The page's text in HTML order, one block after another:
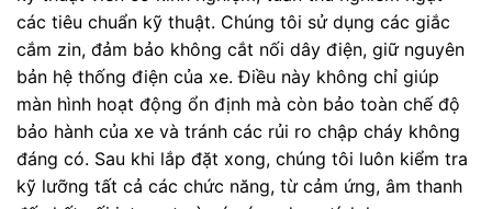
các tiêu chuẩn kỹ thuật. Chúng tôi sử dụng các giắc
cắm zin, đảm bảo không cắt nối dây điện, giữ nguyên
bản hệ thống điện của xe. Điều này không chỉ giúp
màn hình hoạt động ổn định mà còn bảo toàn chế độ
bảo hành của xe và tránh các rủi ro chập cháy không
đáng có. Sau khi lắp đặt xong, chúng tôi luôn kiểm tra
kỹ lưỡng tất cả các chức năng, từ cảm ứng, âm thanh